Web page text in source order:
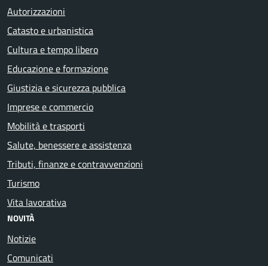
Autorizzazioni
Catasto e urbanistica
Cultura e tempo libero
Educazione e formazione
Giustizia e sicurezza pubblica
Imprese e commercio
Mobilità e trasporti
Salute, benessere e assistenza
Tributi, finanze e contravvenzioni
Turismo
Vita lavorativa
NOVITÀ
Notizie
Comunicati